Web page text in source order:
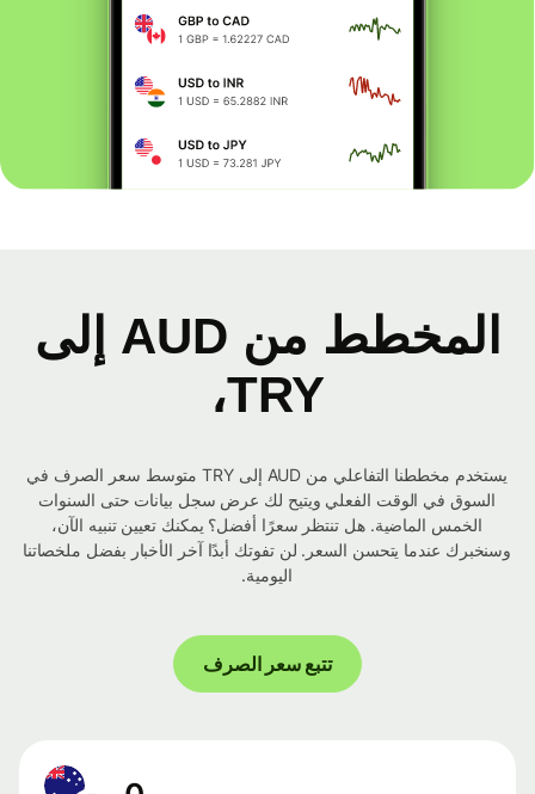
المخطط من AUD إلى
TRY،
يستخدم مخططنا التفاعلي من AUD إلى TRY متوسط ​​سعر الصرف في
السوق في الوقت الفعلي ويتيح لك عرض سجل بيانات حتى السنوات
الخمس الماضية. هل تنتظر سعرًا أفضل؟ يمكنك تعيين تنبيه الآن،
وسنخبرك عندما يتحسن السعر. لن تفوتك أبدًا آخر الأخبار بفضل ملخصاتنا
اليومية.
تتبع سعر الصرف